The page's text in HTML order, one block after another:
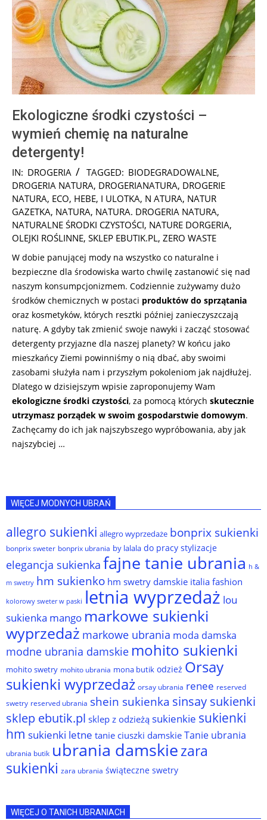
Ekologiczne środki czystości –
wymień chemię na naturalne
detergenty!
2024-
12-
28
IN: DROGERIA TAGGED: BIODEGRADOWALNE,
DROGERIA NATURA, DROGERIANATURA, DROGERIE
NATURA, ECO, HEBE, I ULOTKA, N ATURA, NATUR
GAZETKA, NATURA, NATURA. DROGERIA NATURA,
NATURALNE ŚRODKI CZYSTOŚCI, NATURE DORGERIA,
OLEJKI ROŚLINNE, SKLEP EBUTIK.PL, ZERO WASTE
W dobie panującej mody na wszystko co naturalne i
bezpieczne dla środowiska warto chwilę zastanowić się nad
naszym konsumpcjonizmem. Codziennie zużywamy dużo
środków chemicznych w postaci produktów do sprzątania
oraz kosmetyków, których resztki później zanieczyszczają
naturę. A gdyby tak zmienić swoje nawyki i zacząć stosować
detergenty przyjazne dla naszej planety? W końcu jako
mieszkańcy Ziemi powinniśmy o nią dbać, aby swoimi
zasobami służyła nam i przyszłym pokoleniom jak najdłużej.
Dlatego w dzisiejszym wpisie zaproponujemy Wam
ekologiczne środki czystości, za pomocą których skutecznie
utrzymasz porządek w swoim gospodarstwie domowym.
Zachęcamy do ich jak najszybszego wypróbowania, aby jak
najszybciej …
WIĘCEJ MODNYCH UBRAŃ
allegro sukienki allegro wyprzedaże bonprix sukienki
bonprix sweter bonprix ubrania by lalala do pracy stylizacje
elegancja sukienka fajne tanie ubrania h &
m swetry hm sukienko hm swetry damskie italia fashion
kolorowy sweter w paski letnia wyprzedaż lou
sukienka mango markowe sukienki
wyprzedaż markowe ubrania moda damska
modne ubrania damskie mohito sukienki
mohito swetry mohito ubrania mona butik odzież Orsay
sukienki wyprzedaż orsay ubrania renee reserved
swetry reserved ubrania shein sukienka sinsay sukienki
sklep ebutik.pl sklep z odzieżą sukienkie sukienki
hm sukienki letne tanie ciuszki damskie Tanie ubrania
ubrania butik ubrania damskiezara
sukienki zara ubrania świąteczne swetry
WIĘCEJ O TANICH UBRANIACH